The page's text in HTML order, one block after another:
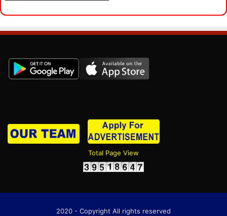
Total Page View
2020 - Copyright All rights reserved